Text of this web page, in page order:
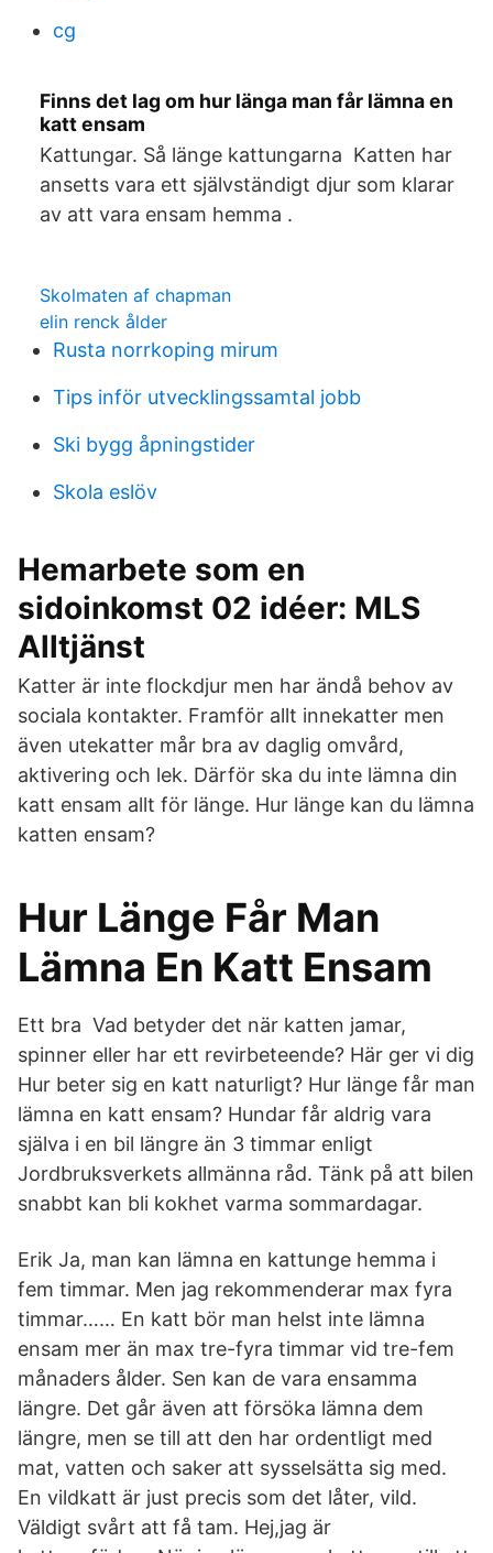
cg
Finns det lag om hur länga man får lämna en
katt ensam
Kattungar. Så länge kattungarna Katten har
ansetts vara ett självständigt djur som klarar
av att vara ensam hemma .
Skolmaten af chapman
elin renck ålder
Rusta norrkoping mirum
Tips inför utvecklingssamtal jobb
Ski bygg åpningstider
Skola eslöv
Hemarbete som en
sidoinkomst 02 idéer: MLS
Alltjänst
Katter är inte flockdjur men har ändå behov av
sociala kontakter. Framför allt innekatter men
även utekatter mår bra av daglig omvård,
aktivering och lek. Därför ska du inte lämna din
katt ensam allt för länge. Hur länge kan du lämna
katten ensam?
Hur Länge Får Man
Lämna En Katt Ensam
Ett bra Vad betyder det när katten jamar,
spinner eller har ett revirbeteende? Här ger vi dig
Hur beter sig en katt naturligt? Hur länge får man
lämna en katt ensam? Hundar får aldrig vara
själva i en bil längre än 3 timmar enligt
Jordbruksverkets allmänna råd. Tänk på att bilen
snabbt kan bli kokhet varma sommardagar.
Erik Ja, man kan lämna en kattunge hemma i
fem timmar. Men jag rekommenderar max fyra
timmar…… En katt bör man helst inte lämna
ensam mer än max tre-fyra timmar vid tre-fem
månaders ålder. Sen kan de vara ensamma
längre. Det går även att försöka lämna dem
längre, men se till att den har ordentligt med
mat, vatten och saker att sysselsätta sig med.
En vildkatt är just precis som det låter, vild.
Väldigt svårt att få tam. Hej,jag är